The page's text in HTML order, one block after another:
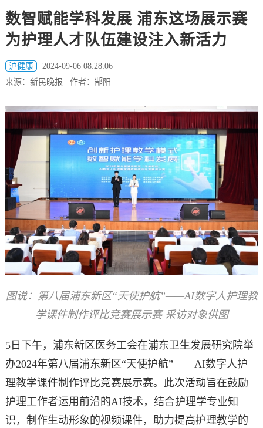
数智赋能学科发展 浦东这场展示赛
为护理人才队伍建设注入新活力
沪健康
2024-09-06 08:28:06
来源：新民晚报 作者：郜阳
图说： 第八届浦东新区“天使护航”——AI数字人护理教
学课件制作评比竞赛展示赛 采访对象供图
5日下午，浦东新区医务工会在浦东卫生发展研究院举
办2024年第八届浦东新区“天使护航”——AI数字人护
理教学课件制作评比竞赛展示赛。此次活动旨在鼓励
护理工作者运用前沿的AI技术，结合护理学专业知
识，制作生动形象的视频课件，助力提高护理教学的